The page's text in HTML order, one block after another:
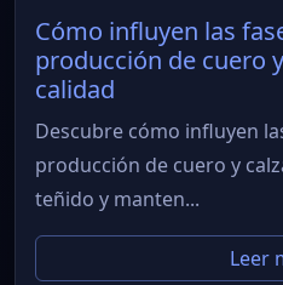
Cómo influyen las
producción de cuero
calidad
Descubre cómo influyen
producción de cuero y
teñido y manten...
Leer